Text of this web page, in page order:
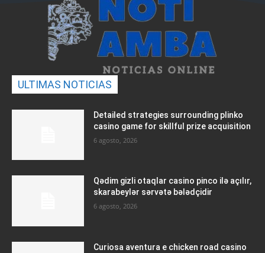
ULTIMAS NOTICIAS
Detailed strategies surrounding plinko
casino game for skillful prize acquisition
6 agosto, 2026
Qədim gizli otaqlar casino pinco ilə açılır,
skarabeylər sərvətə bələdçidir
6 agosto, 2026
Curiosa aventura e chicken road casino